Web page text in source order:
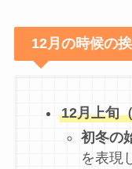
12月の時候の
12月上旬
初冬の
を表現